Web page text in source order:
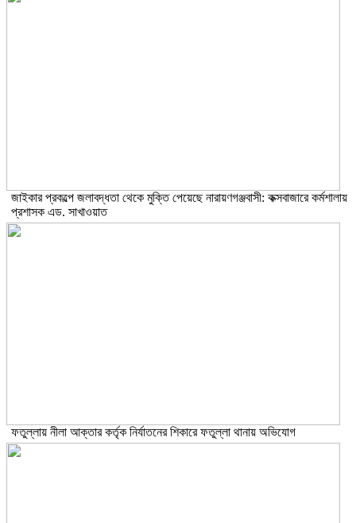
জাইকার প্রকল্পে জলাবদ্ধতা থেকে মুক্তি পেয়েছে নারায়ণগঞ্জবাসী: কক্সবাজারে কর্মশালায়
প্রশাসক এড. সাখাওয়াত
ফতুল্লায় নীলা আক্তার কর্তৃক নির্যাতনের শিকারে ফতুল্লা থানায় অভিযোগ